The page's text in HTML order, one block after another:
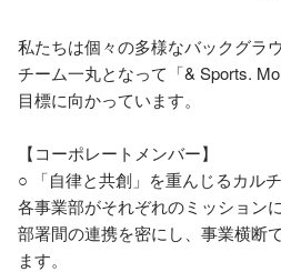
私たちは個々の多様なバックグラ
チーム一丸となって「& Sports.
目標に向かっています。
【コーポレートメンバー】
○ 「自律と共創」を重んじるカル
各事業部がそれぞれのミッション
部署間の連携を密にし、事業横断
ます。